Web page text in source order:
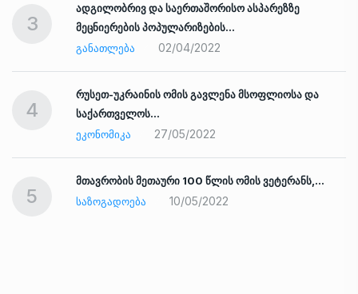
3
ადგილობრივ და საერთაშორისო ასპარეზზე
მეცნიერების პოპულარიზების…
ᲒᲐᲜᲐᲗᲚᲔᲑᲐ
02/04/2022
4
რუსეთ-უკრაინის ომის გავლენა მსოფლიოსა და
საქართველოს…
ᲔᲙᲝᲜᲝᲛᲘᲙᲐ
27/05/2022
5
მთავრობის მეთაური 100 წლის ომის ვეტერანს,…
ᲡᲐᲖᲝᲒᲐᲓᲝᲔᲑᲐ
10/05/2022